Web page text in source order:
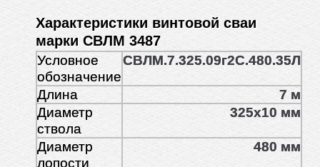
Характеристики винтовой сваи
марки СВЛМ 3487
Условное
обозначение
СВЛМ.7.325.09г2С.480.35Л
Длина
7 м
Диаметр
ствола
325х10 мм
Диаметр
лопости
480 мм